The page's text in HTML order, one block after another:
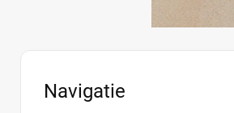
Navigatie